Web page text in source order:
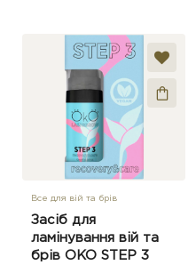
Все для вій та брів
Засіб для
ламінування вій та
брів OKO STEP 3